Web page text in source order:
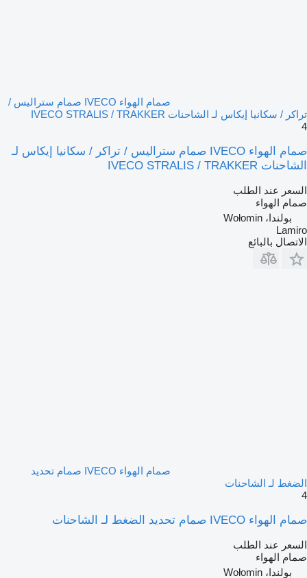
صمام الهواء IVECO صمام ستراليس /
تراكر / سكانيا إيكاس لـ الشاحنات IVECO STRALIS / TRAKKER
4
صمام الهواء IVECO صمام ستراليس / تراكر / سكانيا إيكاس لـ
الشاحنات IVECO STRALIS / TRAKKER
السعر عند الطلب
صمام الهواء
بولندا، Wołomin
Lamiro
الاتصال بالبائع
صمام الهواء IVECO صمام تحديد
الضغط لـ الشاحنات
4
صمام الهواء IVECO صمام تحديد الضغط لـ الشاحنات
السعر عند الطلب
صمام الهواء
بولندا، Wołomin